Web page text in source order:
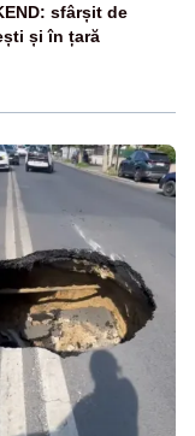
sfârșit de
și în țară